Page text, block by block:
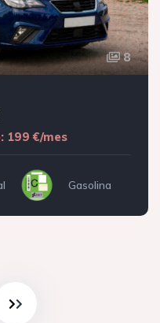
8
199 €/mes
Gasolina